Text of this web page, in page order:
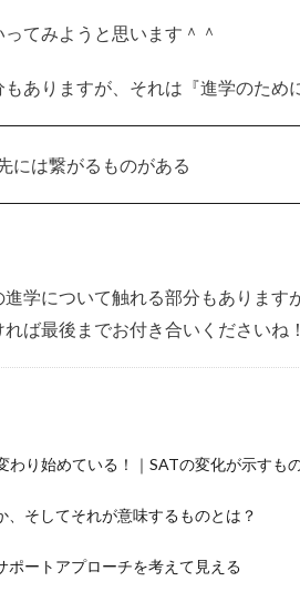
てみようと思います＾＾
ありますが、それは『進学のため
には繋がるものがある
学について触れる部分もあります
ば最後までお付き合いくださいね！
わり始めている！｜SATの変化が示すも
、そしてそれが意味するものとは？
ポートアプローチを考えて見える